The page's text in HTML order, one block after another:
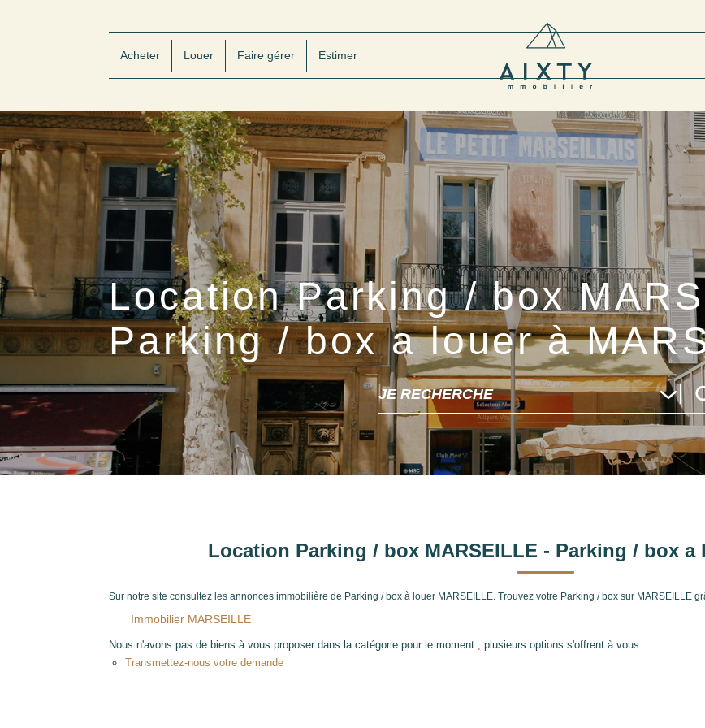
Acheter Louer Faire gérer Estimer
Location Parking / box
Parking / box a louer à
JE RECHERCHE
Location Parking / box MARSEILLE - Parking / box a
Sur notre site consultez les annonces immobilière de Parking / box à louer MARSEILLE. Trouvez votre Parking / box sur MARSEILLE
Immobilier MARSEILLE
Nous n'avons pas de biens à vous proposer dans la catégorie pour le moment , plusieurs options s'offrent à vous :
Transmettez-nous votre demande